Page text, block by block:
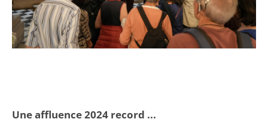
Une affluence 2024 record ...